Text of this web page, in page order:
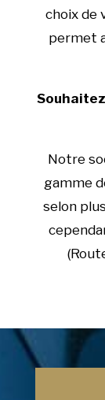
choix de
permet
Notre
gamme
selon